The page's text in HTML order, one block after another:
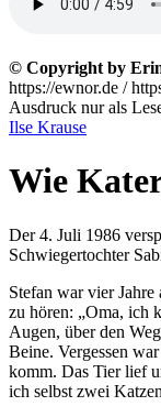
© Copyright by
https://ewnor.de /
Ausdruck nur als
Ilse Krause
Wie
Der 4. Juli 1986
Schwiegertochter
Stefan war vier
zu hören:
Oma, ich
Augen, über den
Beine. Vergessen
komm. Das Tier lief
ich selbst zwei